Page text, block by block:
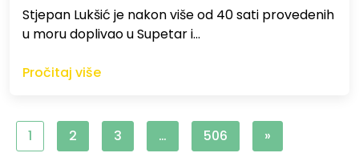
St​jepan Lukšić je nakon više od 40 sati provedenih
u moru doplivao u Supetar i…
Pročitaj više
1 2 3 … 506 »